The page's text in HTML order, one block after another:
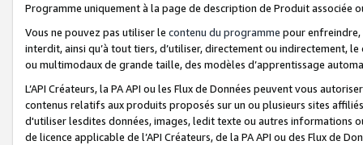
Programme uniquement à la page de description de Produit associée
Vous ne pouvez pas utiliser le contenu du programme pour
interdit, ainsi qu’à tout tiers, d’utiliser, directement ou indirectement,
ou multimodaux de grande taille, des modèles d’apprentissage
L’API Créateurs, la PA API ou les Flux de Données peuvent vous
contenus relatifs aux produits proposés sur un ou plusieurs sites
d'utiliser lesdites données, images, ledit texte ou autres informations
de licence applicable de l’API Créateurs, de la PA API ou des Flux de